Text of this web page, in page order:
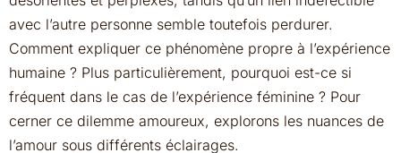
avec l’autre personne semble toutefois perdurer.
Comment expliquer ce phénomène propre à l’expérience
humaine ? Plus particulièrement, pourquoi est-ce si
fréquent dans le cas de l’expérience féminine ? Pour
cerner ce dilemme amoureux, explorons les nuances de
l’amour sous différents éclairages.